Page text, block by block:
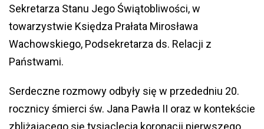
Sekretarza Stanu Jego Świątobliwości, w
towarzystwie Księdza Prałata Mirosława
Wachowskiego, Podsekretarza ds. Relacji z
Państwami.
Serdeczne rozmowy odbyły się w przededniu 20.
rocznicy śmierci św. Jana Pawła II oraz w kontekście
zbliżającego się tysiąclecia koronacji pierwszego